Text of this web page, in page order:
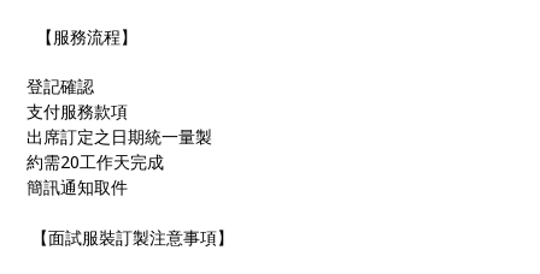
【服務流程】
登記確認
支付服務款項
出席訂定之日期統一量製
約需20工作天完成
簡訊通知取件
【面試服裝訂製注意事項】